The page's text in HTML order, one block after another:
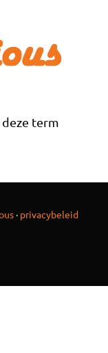
term
· privacybeleid